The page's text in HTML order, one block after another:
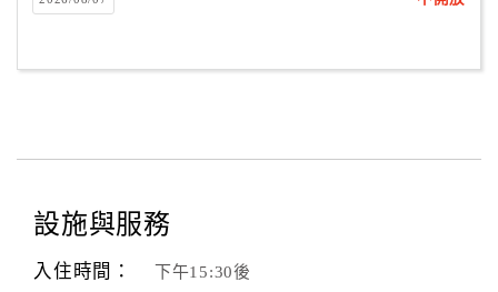
服
Line
上
設施與服務
入住時間： 下午15:30後